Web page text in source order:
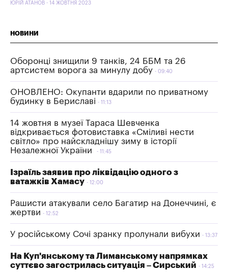
ЮРІЙ АТАНОВ - 14 ЖОВТНЯ 2023
НОВИНИ
Оборонці знищили 9 танків, 24 ББМ та 26
артсистем ворога за минулу добу
09:40
ОНОВЛЕНО: Окупанти вдарили по приватному
будинку в Бериславі
11:13
14 жовтня в музеї Тараса Шевченка
відкривається фотовиставка «Сміливі нести
світло» про найскладнішу зиму в історії
Незалежної України
11:45
Ізраїль заявив про ліквідацію одного з
ватажків Хамасу
12:00
Рашисти атакували село Багатир на Донеччині, є
жертви
12:52
У російському Сочі зранку пролунали вибухи 13:37
На Куп'янському та Лиманському напрямках
суттєво загострилась ситуація – Сирський
14:25